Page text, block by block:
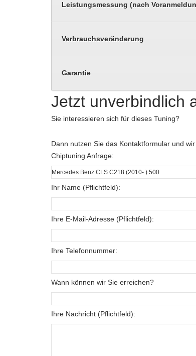
Leistungsmessung (nach
Verbrauchsveränderung
Garantie
Jetzt unverbindlich
Sie interessieren sich für dieses Tuning?
Dann nutzen Sie das Kontaktformular und
Chiptuning Anfrage:
Ihr Name (Pflichtfeld):
Ihre E-Mail-Adresse (Pflichtfeld):
Ihre Telefonnummer:
Wann können wir Sie erreichen?
Ihre Nachricht (Pflichtfeld):